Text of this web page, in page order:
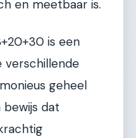
en meetbaar is.
is een
geheel
dat